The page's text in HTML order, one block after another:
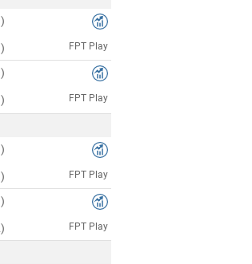
FPT Play
FPT Play
FPT Play
FPT Play